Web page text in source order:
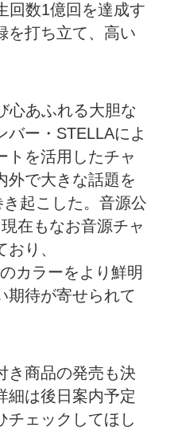
回数1億回を達成す
を打ち立て、高い
心あふれる大胆な
バー・STELLAによ
トを活用したチャ
外で大きな話題を
き起こした。音源公
在もなお音源チャ
り、
カラーをより鮮明
期待が寄せられて
き商品の発売も決
細は後日案内予定
チェックしてほし